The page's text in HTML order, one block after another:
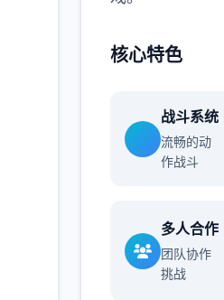
核心特色
战斗系统
流畅的动
作战斗
多人合作
团队协作
挑战